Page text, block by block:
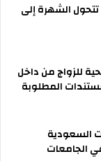
الشهرة إلى
للزواج من داخل
المطلوبة
السعودية
الجامعات